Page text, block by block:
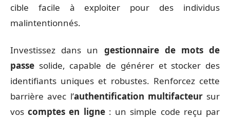
cible facile à exploiter pour des individus
malintentionnés.
Investissez dans un gestionnaire de mots de
passe solide, capable de générer et stocker des
identifiants uniques et robustes. Renforcez cette
barrière avec l’authentification multifacteursur
voscomptes en ligne: un simple code reçu par